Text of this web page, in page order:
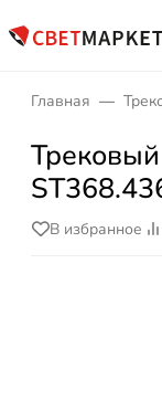
Главная
В избранное